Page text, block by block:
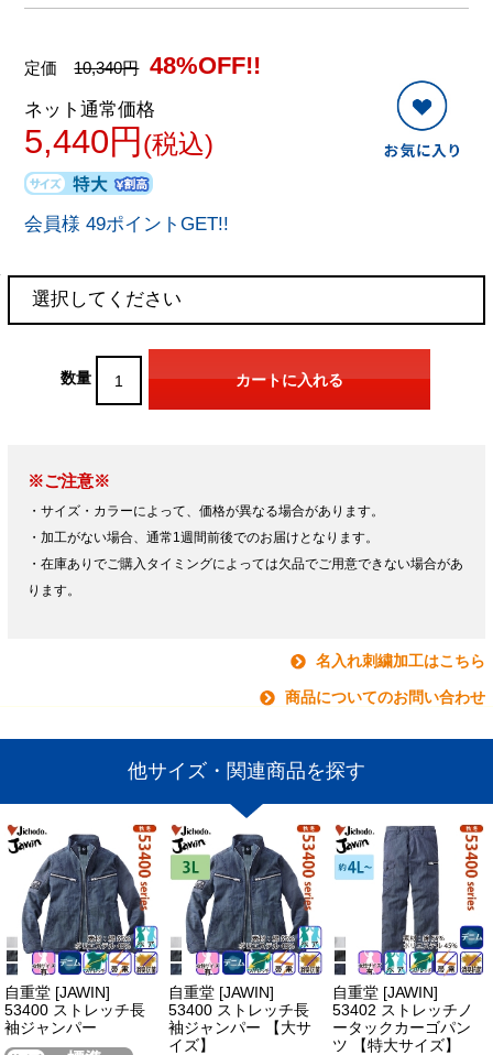
定価10,340円 48%OFF!!
ネット通常価格
5,440円 (税込)
会員様 49ポイントGET!!
数量
※ご注意※
・サイズ・カラーによって、価格が異なる場合があります。
・加工がない場合、通常1週間前後でのお届けとなります。
・在庫ありでご購入タイミングによっては欠品でご用意できない場合があ
ります。
名入れ刺繍加工はこちら
商品についてのお問い合わせ
他サイズ・関連商品を探す
自重堂 [JAWIN]
53400 ストレッチ長
袖ジャンパー
自重堂 [JAWIN]
53400 ストレッチ長
袖ジャンパー 【大サ
イズ】
自重堂 [JAWIN]
53402 ストレッチノ
ータックカーゴパン
ツ 【特大サイズ】